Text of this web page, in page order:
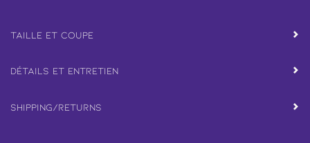
Taille et coupe
Détails et entretien
Shipping/Returns